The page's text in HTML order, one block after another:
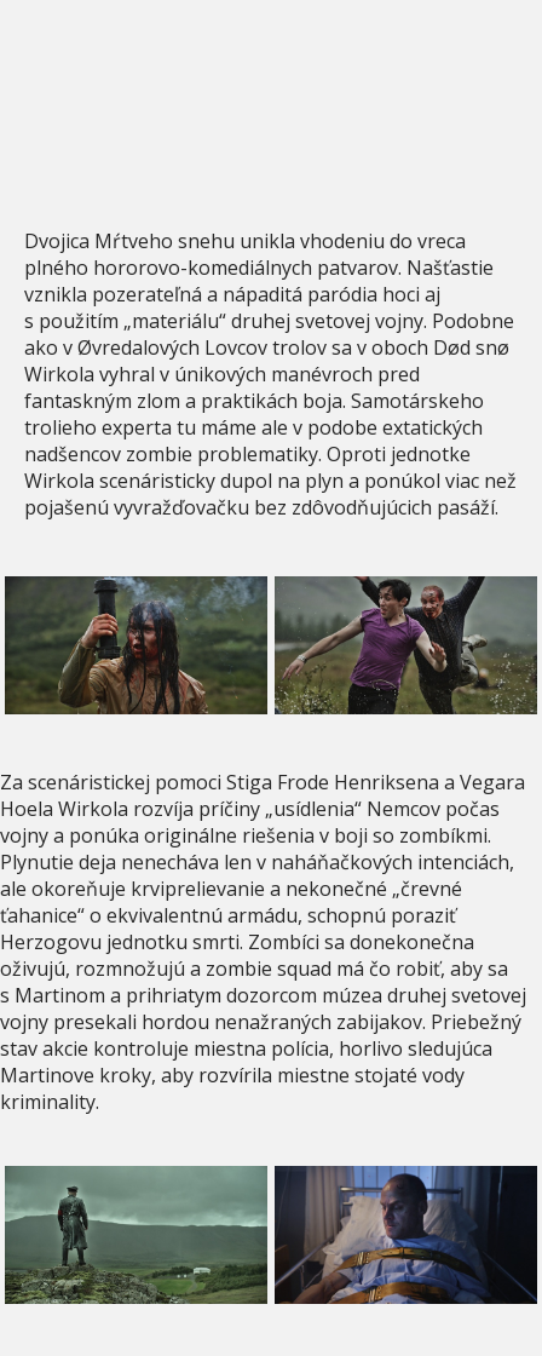
Dvojica Mŕtveho snehu unikla vhodeniu do vreca
plného hororovo-komediálnych patvarov. Našťastie
vznikla pozerateľná a nápaditá paródia hoci aj
s použitím „materiálu“ druhej svetovej vojny. Podobne
ako v Øvredalových Lovcov trolov sa v oboch Død snø
Wirkola vyhral v únikových manévroch pred
fantaskným zlom a praktikách boja. Samotárskeho
trolieho experta tu máme ale v podobe extatických
nadšencov zombie problematiky. Oproti jednotke
Wirkola scenáristicky dupol na plyn a ponúkol viac než
pojašenú vyvražďovačku bez zdôvodňujúcich pasáží.
Za scenáristickej pomoci Stiga Frode Henriksena a Vegara
Hoela Wirkola rozvíja príčiny „usídlenia“ Nemcov počas
vojny a ponúka originálne riešenia v boji so zombíkmi.
Plynutie deja nenecháva len v naháňačkových intenciách,
ale okoreňuje krviprelievanie a nekonečné „črevné
ťahanice“ o ekvivalentnú armádu, schopnú poraziť
Herzogovu jednotku smrti. Zombíci sa donekonečna
oživujú, rozmnožujú a zombie squad má čo robiť, aby sa
s Martinom a prihriatym dozorcom múzea druhej svetovej
vojny presekali hordou nenažraných zabijakov. Priebežný
stav akcie kontroluje miestna polícia, horlivo sledujúca
Martinove kroky, aby rozvírila miestne stojaté vody
kriminality.